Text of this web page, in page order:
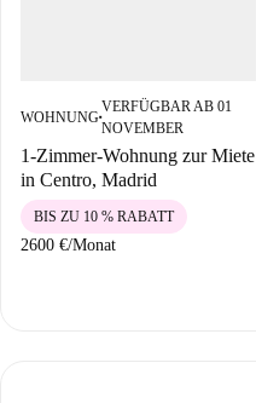
WOHNUNG■
VERFÜGBAR AB 01
NOVEMBER
1-Zimmer-Wohnung zur Miete
in Centro, Madrid
2600 €/Monat
BIS ZU 10 % RABATT